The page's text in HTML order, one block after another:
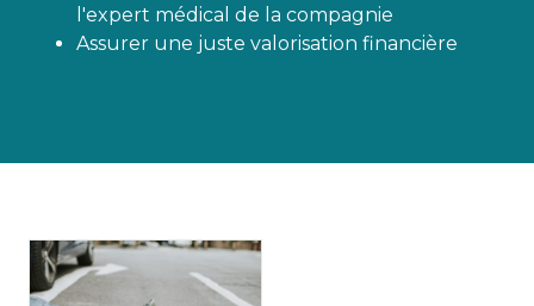
l'expert médical de la compagnie
Assurer une juste valorisation financière